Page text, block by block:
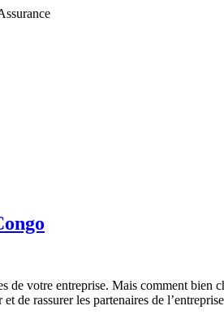
de votre entreprise. Mais comment
de rassurer les partenaires de